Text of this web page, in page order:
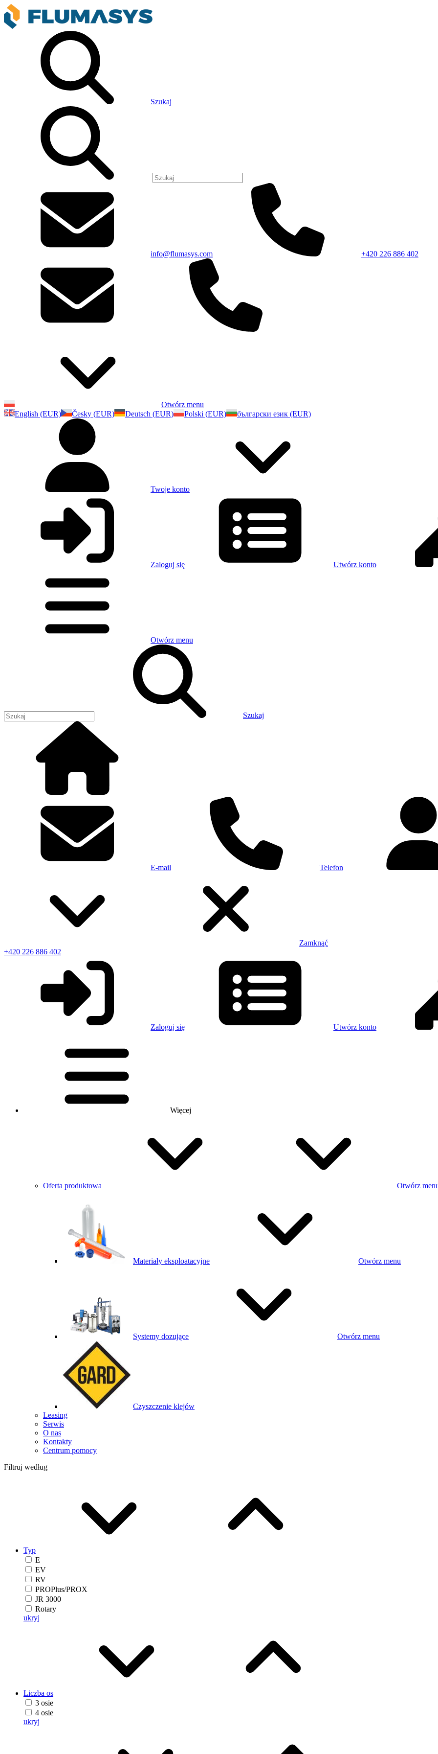
Szukaj
info@flumasys.com +420 226 886 402
Otwórz menu
English (EUR)
Česky (EUR) Deutsch (EUR) Polski (EUR) български език (EUR)
Twoje konto
Zaloguj się Utwórz konto
Otwórz menu
Szukaj
E-mail Telefon
Zamknąć
+420 226 886 402
Zaloguj się Utwórz konto
Więcej
Oferta produktowa Otwórz
Materiały eksploatacyjne Otwórz menu
Systemy dozujące Otwórz menu
Czyszczenie klejów
Leasing
Serwis
O nas
Kontakty
Centrum pomocy
Filtruj według
Typ
E
EV
RV
PROPlus/PROX
JR 3000
Rotary
ukryj
Liczba os
3 osie
4 osie
ukryj